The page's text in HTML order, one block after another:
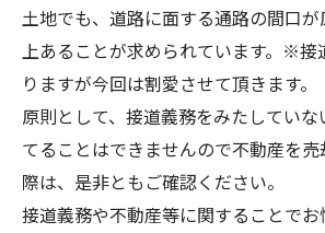
土地でも、道路に面する通路の間口
上あることが求められています。※接
りますが今回は割愛させて頂きます。
原則として、接道義務をみたしてい
てることはできませんので不動産を
際は、是非ともご確認ください。
接道義務や不動産等に関することで